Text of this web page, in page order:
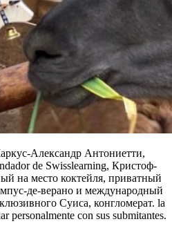
Александр Антониетти,
de Swisslearning, Кристоф-
на место коктейля, приватный
де-верано и международный
Суиса, конгломерат. la
personalmente con sus submitantes.